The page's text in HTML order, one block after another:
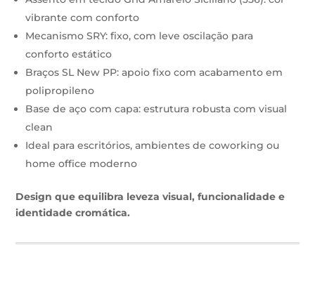
vibrante com conforto
Mecanismo SRY: fixo, com leve oscilação para
conforto estático
Braços SL New PP: apoio fixo com acabamento em
polipropileno
Base de aço com capa: estrutura robusta com visual
clean
Ideal para escritórios, ambientes de coworking ou
home office moderno
Design que equilibra leveza visual, funcionalidade e
identidade cromática.